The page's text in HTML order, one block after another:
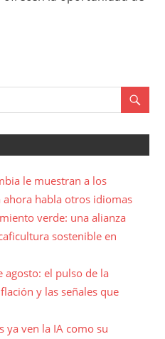
le muestran a los
habla otros idiomas
verde: una alianza
sostenible en
agosto: el pulso de la
y las señales que
ya ven la IA como su